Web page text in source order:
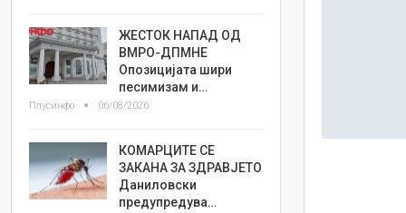
ЖЕСТОК НАПАД ОД
ВМРО-ДПМНЕ
Опозицијата шири
песимизам и…
Плусинфо 06/08/2026
КОМАРЦИТЕ СЕ
ЗАКАНА ЗА ЗДРАВЈЕТО
Даниловски
предупредува…